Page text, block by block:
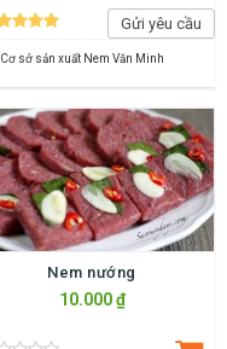
Gửi yêu cầu
Cơ sở sản xuất Nem Văn Minh
Nem nướng
10.000 ₫